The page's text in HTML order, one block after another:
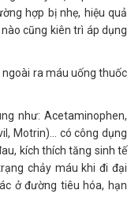
hợp bị nhẹ, hiệu quả
cũng kiên trì áp dụng
ngoài ra máu uống thuốc
như: Acetaminophen,
Motrin)… có công dụng
kích thích tăng sinh tế
chảy máu khi đi đại
ở đường tiêu hóa, hạn